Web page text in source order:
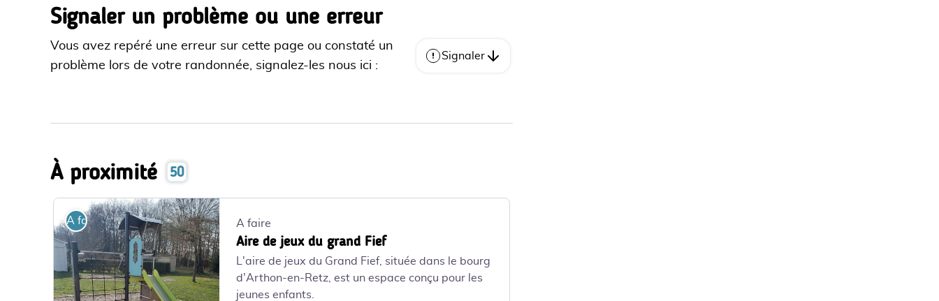
Signaler un problème ou une erreur
Vous avez repéré une erreur sur cette page ou constaté un
problème lors de votre randonnée, signalez-les nous ici :
Signaler
À proximité 50
A faire A faire
Aire de jeux du grand Fief
L'aire de jeux du Grand Fief, située dans le bourg
d'Arthon-en-Retz, est un espace conçu pour les
jeunes enfants.